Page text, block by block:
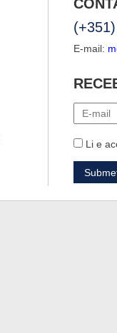
E-mail:
Li e